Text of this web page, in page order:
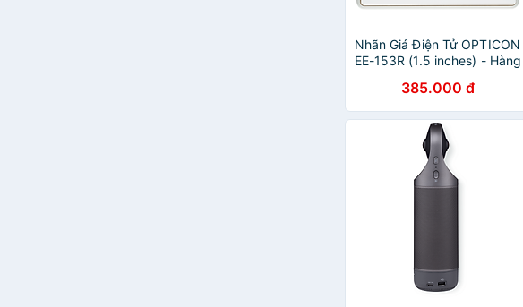
Nhãn Giá Điện Tử OPTICON
EE-153R (1.5 inches) - Hàng
385.000 đ